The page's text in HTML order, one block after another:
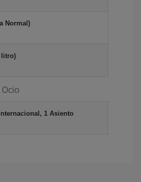
Normal)
litro)
1 Asiento